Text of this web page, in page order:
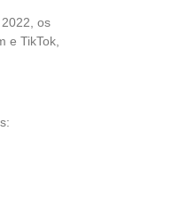
os
e TikTok,